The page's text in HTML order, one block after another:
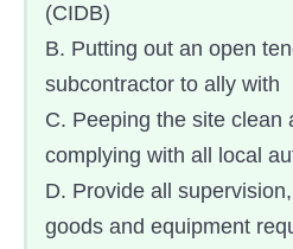
(CIDB)
B. Putting out an open
subcontractor to ally with
C. Peeping the site clean
complying with all local
D. Provide all
goods and equipment